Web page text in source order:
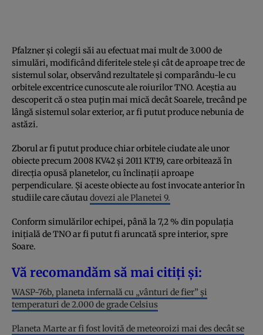
Pfalzner și colegii săi au efectuat mai mult de 3.000 de
simulări, modificând diferitele stele și cât de aproape trec de
sistemul solar, observând rezultatele și comparându-le cu
orbitele excentrice cunoscute ale roiurilor TNO. Aceștia au
descoperit că o stea puțin mai mică decât Soarele, trecând pe
lângă sistemul solar exterior, ar fi putut produce nebunia de
astăzi.
Zborul ar fi putut produce chiar orbitele ciudate ale unor
obiecte precum 2008 KV42 și 2011 KT19, care orbitează în
direcția opusă planetelor, cu înclinații aproape
perpendiculare. Și aceste obiecte au fost invocate anterior în
studiile care căutau dovezi ale Planetei 9.
Conform simulărilor echipei, până la 7,2 % din populația
inițială de TNO ar fi putut fi aruncată spre interior, spre
Soare.
Vă recomandăm să mai citiți și:
WASP-76b, planeta infernală cu „vânturi de fier” și
temperaturi de 2.000 de grade Celsius
Planeta Marte ar fi fost lovită de meteoroizi mai des decât se